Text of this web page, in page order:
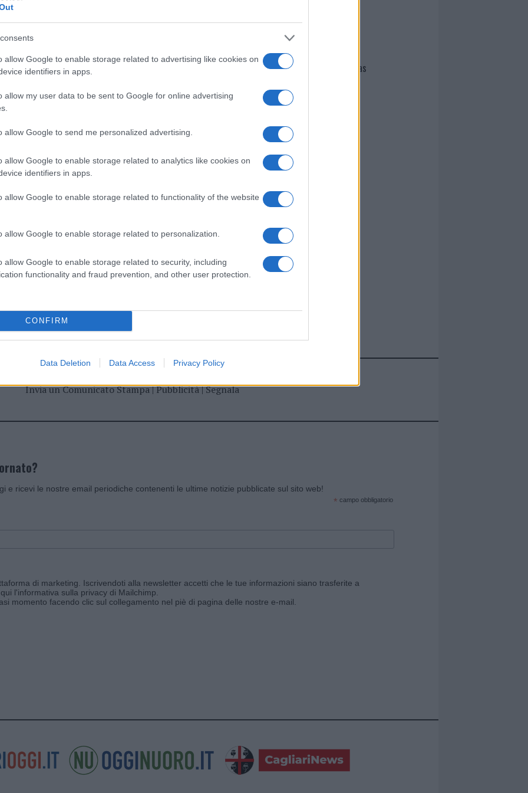
allow Google to enable storage related to advertising like cookies on
identifiers in apps.
allow my user data to be sent to Google for online advertising
allow Google to send me personalized advertising.
allow Google to enable storage related to analytics like cookies on
identifiers in apps.
allow Google to enable storage related to functionality of the website
allow Google to enable storage related to personalization.
allow Google to enable storage related to security, including
functionality and fraud prevention, and other user protection.
CONFIRM
Data Deletion Data Access Privacy Policy
all’occorrenza, dandone preavviso ai
cliccandoqui
nella sezioneLogindal menù del sito o
Prossimo articolo
Giovannimaria Cabras
Invia un Comunicato Stampa|Pubblicità|Segnala
e ricevi le nostre email periodiche contenenti le ultime notizie pubblicate sul sito web!
* campo obbligatorio
di marketing. Iscrivendoti alla newsletter accetti che le tue informazioni siano trasferite a
l'informativa sulla privacy di Mailchimp
momento facendo clic sul collegamento nel piè di pagina delle nostre e-mail.